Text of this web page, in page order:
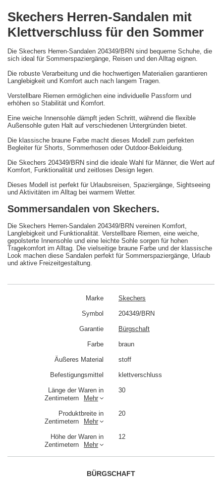
Skechers Herren-Sandalen mit
Klettverschluss für den Sommer
Die Skechers Herren-Sandalen 204349/BRN sind bequeme Schuhe, die
sich ideal für Sommerspaziergänge, Reisen und den Alltag eignen.
Die robuste Verarbeitung und die hochwertigen Materialien garantieren
Langlebigkeit und Komfort auch nach langem Tragen.
Verstellbare Riemen ermöglichen eine individuelle Passform und
erhöhen so Stabilität und Komfort.
Eine weiche Innensohle dämpft jeden Schritt, während die flexible
Außensohle guten Halt auf verschiedenen Untergründen bietet.
Die klassische braune Farbe macht dieses Modell zum perfekten
Begleiter für Shorts, Sommerhosen oder Outdoor-Bekleidung.
Die Skechers 204349/BRN sind die ideale Wahl für Männer, die Wert auf
Komfort, Funktionalität und zeitloses Design legen.
Dieses Modell ist perfekt für Urlaubsreisen, Spaziergänge, Sightseeing
und Aktivitäten im Alltag bei warmem Wetter.
Sommersandalen von Skechers.
Die Skechers Herren-Sandalen 204349/BRN vereinen Komfort,
Langlebigkeit und Funktionalität. Verstellbare Riemen, eine weiche,
gepolsterte Innensohle und eine leichte Sohle sorgen für hohen
Tragekomfort im Alltag. Die vielseitige braune Farbe und der klassische
Look machen diese Sandalen perfekt für Sommerspaziergänge, Urlaub
und aktive Freizeitgestaltung.
Marke Skechers
Symbol 204349/BRN
Garantie Bürgschaft
Farbe braun
Äußeres Material stoff
Befestigungsmittel klettverschluss
Länge der Waren in
Zentimetern
Mehr
30
Produktbreite in
Zentimetern
Mehr
20
Höhe der Waren in
Zentimetern
Mehr
12
BÜRGSCHAFT